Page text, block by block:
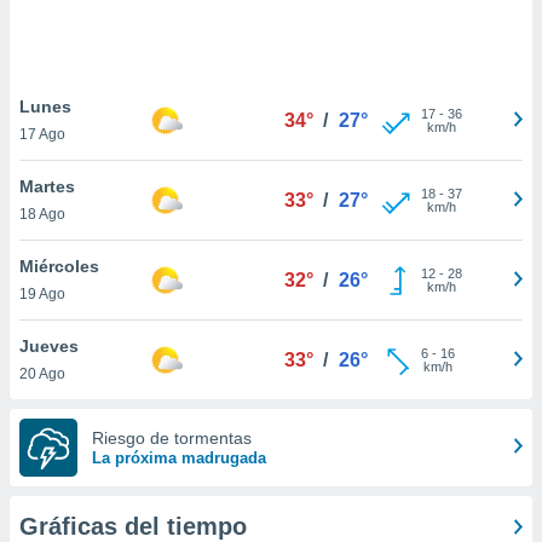
únicos
similares
como
sitio
de
posible
traten tus
en
Para
su
Lunes
17 Ago
34° / 27° 17- 36
km/h
Martes
18 Ago
33° / 27° 18- 37
km/h
Miércoles
19 Ago
32° / 26° 12- 28
km/h
Jueves
20 Ago
33° / 26° 6- 16
km/h
Riesgo de tormentas
La próxima madrugada
Gráficas del tiempo